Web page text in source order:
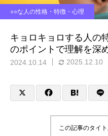
○○な人の性格・特徴・心理
キョロキョロする人の
のポイントで理解を深
2024.10.14 2025.12.10
この記事のタイ